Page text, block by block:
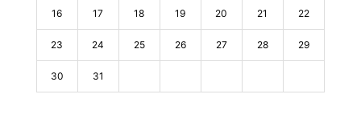
16 17 18 19 20 21 22
23 24 25 26 27 28 29
30 31